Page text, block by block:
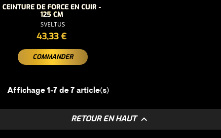
CEINTURE DE FORCE EN CUIR -
125 CM
SVELTUS
PRIX
43,33 €
COMMANDER
Affichage 1-7 de 7 article(s)
RETOUR EN HAUT 